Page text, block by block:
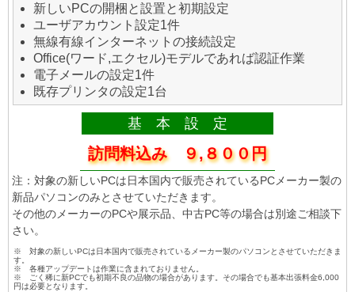
新しいPCの開梱と設置と初期設定
ユーザアカウント設定1件
無線有線インターネットの接続設定
Office(ワード,エクセル)モデルであれば認証作業
電子メールの設定1件
既存プリンタの設定1台
基 本 設 定
訪問料込み ９,８００円
注：対象の新しいPCは日本国内で販売されているPCメーカー製の
新品パソコンのみとさせていただきます。
その他のメーカーのPCや展示品、中古PC等の場合は別途ご相談下
さい。
※ 対象の新しいPCは日本国内で販売されているメーカー製のパソコンとさせていただきま
す。
※ 各種アップデートは作業に含まれておりません。
※ ごく稀に新PCでも初期不良の品物の場合があります。その場合でも基本出張料金6,000
円は必要となります。